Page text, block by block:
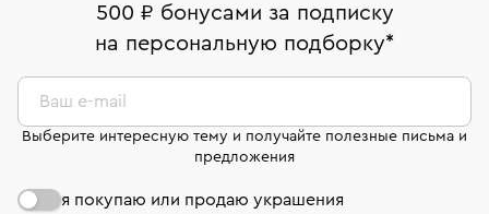
Золотые браслеты бисмарк Браслеты бисмарк
Женские золотые браслеты 585 пробы
Золотые браслеты с фианитами
500 ₽ бонусами за подписку
на персональную подборку*
Ваш e-mail
Выберите интересную тему и получайте полезные письма и
предложения
я покупаю или продаю украшения